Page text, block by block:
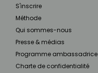
S'inscrire
Méthode
Qui sommes-nous
Presse & médias
Programme ambassadrice
Charte de confidentialité